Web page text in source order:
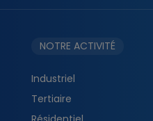
NOTRE ACTIVITÉ
Industriel
Tertiaire